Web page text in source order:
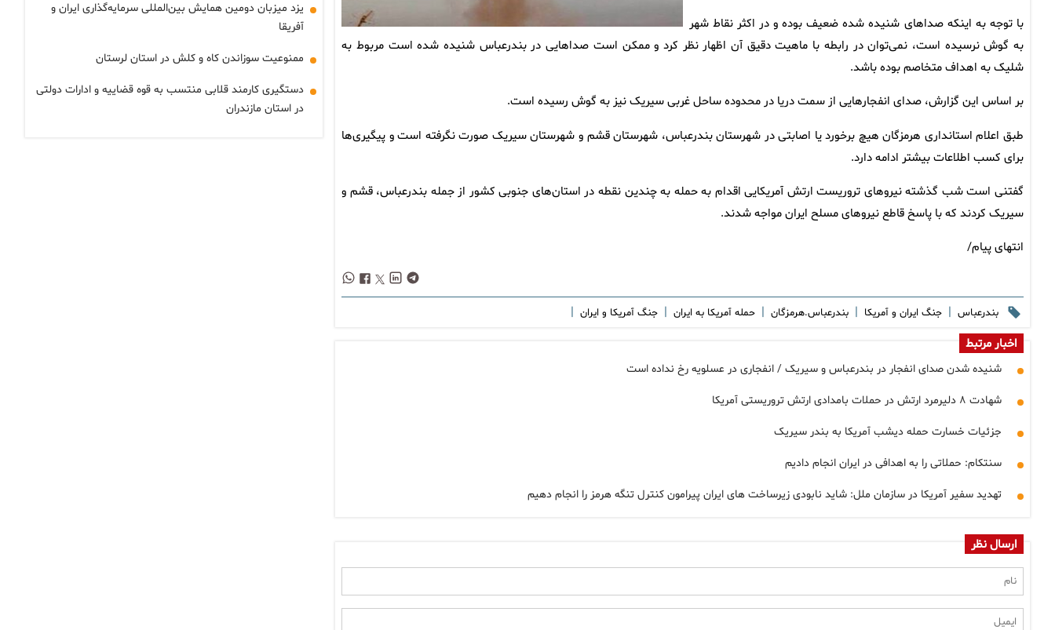
با توجه به اینکه صداهای شنیده شده ضعیف بوده و در اکثر نقاط شهر
به گوش نرسیده است، نمی‌توان در رابطه با ماهیت دقیق آن اظهار نظر کرد و ممکن است صداهایی در بندرعباس شنیده شده است مربوط به
شلیک به اهداف متخاصم بوده باشد.
بر اساس این گزارش، صدای انفجارهایی از سمت دریا در محدوده ساحل غربی سیریک نیز به گوش رسیده است.
طبق اعلام استانداری هرمزگان هیچ برخورد یا اصابتی در شهرستان بندرعباس، شهرستان قشم و شهرستان سیریک صورت نگرفته است و پیگیری‌ها
برای کسب اطلاعات بیشتر ادامه دارد.
گفتنی است شب گذشته نیروهای تروریست ارتش آمریکایی اقدام به حمله به چندین نقطه در استان‌های جنوبی کشور از جمله بندرعباس، قشم و
سیریک کردند که با پاسخ قاطع نیروهای مسلح ایران مواجه شدند.
انتهای پیام/
بندرعباس | جنگ ایران و آمریکا | بندرعباس.هرمزگان | حمله آمریکا به ایران | جنگ آمریکا و ایران |
اخبار مرتبط
شنیده شدن صدای انفجار در بندرعباس و سیریک / انفجاری در عسلویه رخ نداده است
شهادت ۸ دلیرمرد ارتش در حملات بامدادی ارتش تروریستی آمریکا
جزئیات خسارت حمله دیشب آمریکا به بندر سیریک
سنتکام: حملاتی را به اهدافی در ایران انجام دادیم
تهدید سفیر آمریکا در سازمان ملل: شاید نابودی زیرساخت‌ های ایران پیرامون کنترل تنگه هرمز را انجام دهیم
ارسال نظر
یزد میزبان دومین همایش بین‌المللی سرمایه‌گذاری ایران و
آفریقا
ممنوعیت سوزاندن کاه و کلش در استان لرستان
دستگیری کارمند قلابی منتسب به قوه قضاییه و ادارات دولتی
در استان مازندران